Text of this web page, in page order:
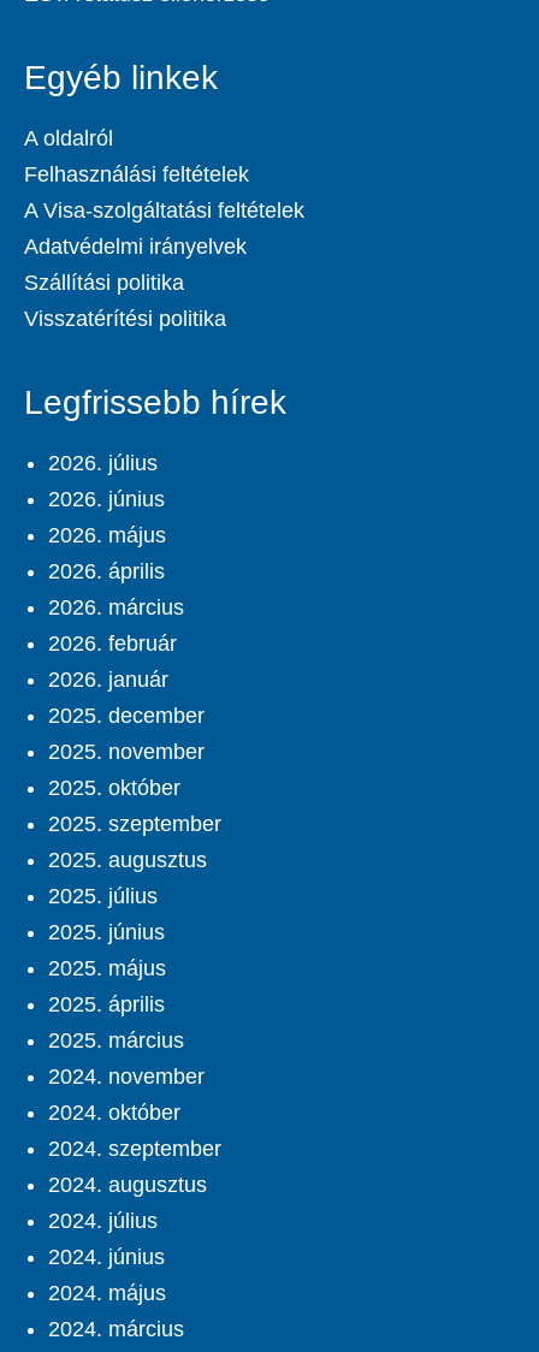
Egyéb linkek
A oldalról
Felhasználási feltételek
A Visa-szolgáltatási feltételek
Adatvédelmi irányelvek
Szállítási politika
Visszatérítési politika
Legfrissebb hírek
2026. július
2026. június
2026. május
2026. április
2026. március
2026. február
2026. január
2025. december
2025. november
2025. október
2025. szeptember
2025. augusztus
2025. július
2025. június
2025. május
2025. április
2025. március
2024. november
2024. október
2024. szeptember
2024. augusztus
2024. július
2024. június
2024. május
2024. március